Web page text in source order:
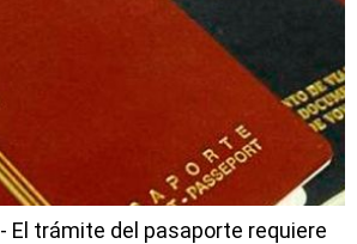
- El trámite del pasaporte requiere